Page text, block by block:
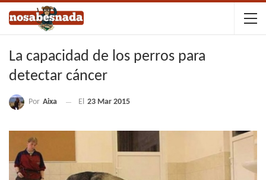
La capacidad de los perros para
detectar cáncer
Por Aixa El 23 Mar 2015